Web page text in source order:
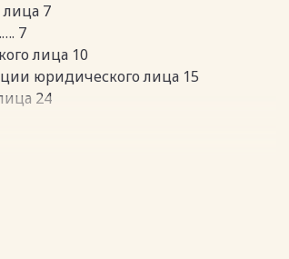
7
7
лица 10
юридического лица 15
24